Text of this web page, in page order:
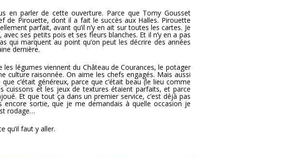
en parler de cette ouverture. Parce que Tomy Gousset
de Pirouette, dont il a fait le succès aux Halles. Pirouette
parfait, avant qu’il n’y en ait sur toutes les cartes. Je
ses petits pois et ses fleurs blanches. Et il n’y en a pas
qui marquent au point qu’on peut les décrire des années
dernière.
les légumes viennent du Château de Courances, le potager
culture raisonnée. On aime les chefs engagés. Mais aussi
c’était généreux, parce que c’était beau (le lieu comme
cuissons et les jeux de textures étaient parfaits, et parce
Et que tout ça dans un premier service, c’est déjà pas
encore sortie, que je me demandais à quelle occasion je
rodage…
qu’il faut y aller.